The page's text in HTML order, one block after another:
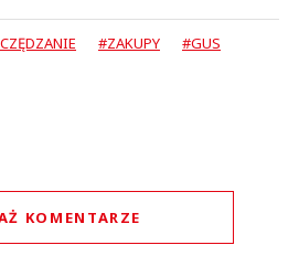
#ZAKUPY
#GUS
KOMENTARZE